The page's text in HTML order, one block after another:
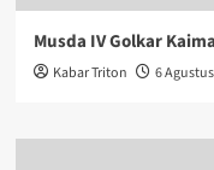
Musda IV Golkar
Kabar Triton 6